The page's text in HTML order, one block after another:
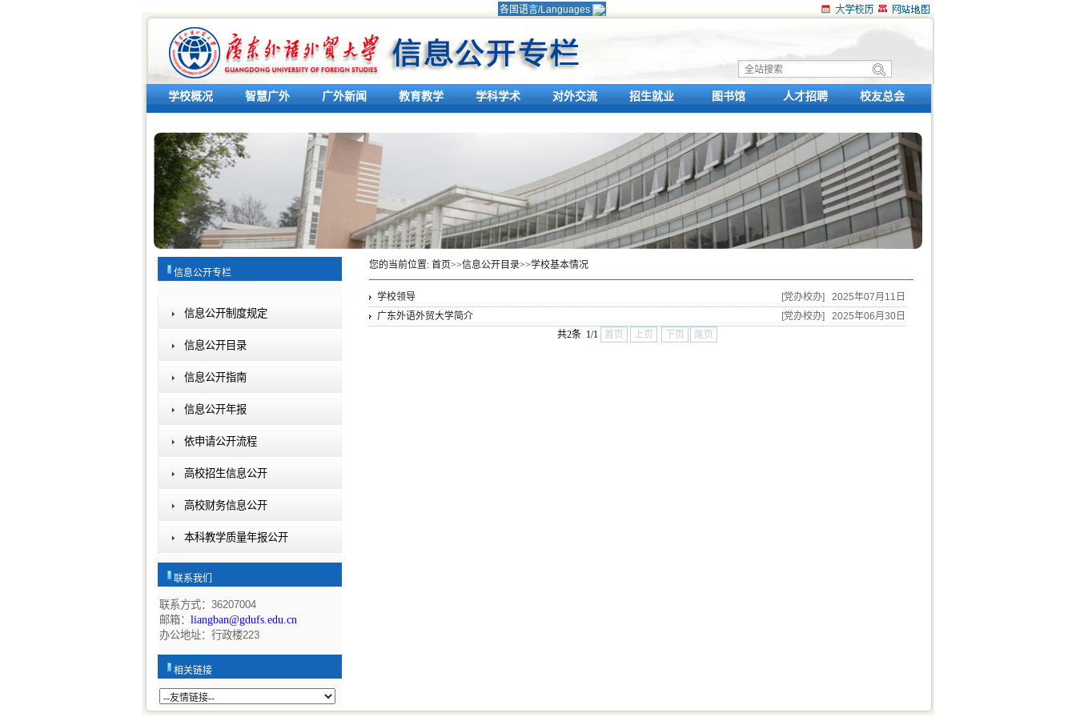
各国语言/Languages
法语/Français
俄语/Русский
阿拉伯语/العربية
西班牙语/Español
印尼-马来/Indonesia
朝鲜语/한국어
意大利语/Italiano
葡萄牙/Português
印地语/हिन्दी
泰语/Việtไทย
学校概况 智慧广外 广外新闻 教育教学 学科学术 对外交流 招生就业 图书馆 人才招聘 校友总会
信息公开专栏
信息公开制度规定
信息公开目录
信息公开指南
信息公开年报
依申请公开流程
高校招生信息公开
高校财务信息公开
本科教学质量年报公开
联系我们
联系方式：36207004
邮箱： liangban@gdufs.edu.cn
办公地址：行政楼223
相关链接
您的当前位置: 首页>>信息公开目录>>学校基本情况
[党办校办] 2025年07月11日
学校领导
[党办校办] 2025年06月30日
广东外语外贸大学简介
共2条 1/1
首页 上页 下页 尾页